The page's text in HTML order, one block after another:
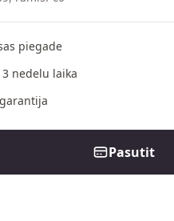
piegade
3 nedelu laika
Pasutit